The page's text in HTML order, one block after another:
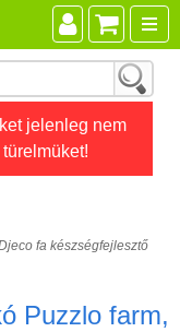
jelenleg nem
fa készségfejlesztő
Puzzlo farm,
szerint